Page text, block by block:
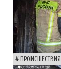
ПРОИСШЕСТВИЯ